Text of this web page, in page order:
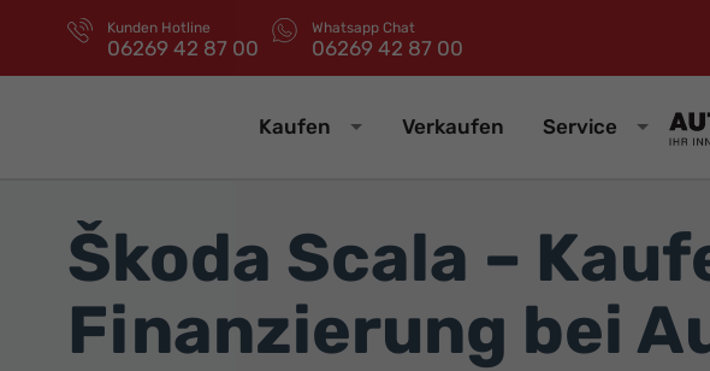
Kunden Hotline
06269 42 87 00
Whatsapp Chat
06269 42 87 00
Kaufen Verkaufen Service
Škoda Scala –
Finanzierung bei